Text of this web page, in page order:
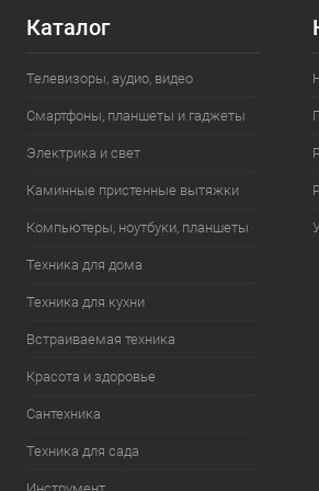
Каталог
Телевизоры, аудио, видео
Смартфоны, планшеты и гаджеты
Электрика и свет
Каминные пристенные вытяжки
Компьютеры, ноутбуки, планшеты
Техника для дома
Техника для кухни
Встраиваемая техника
Красота и здоровье
Сантехника
Техника для сада